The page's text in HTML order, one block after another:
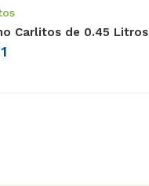
Carlitos de 0.45 Litros